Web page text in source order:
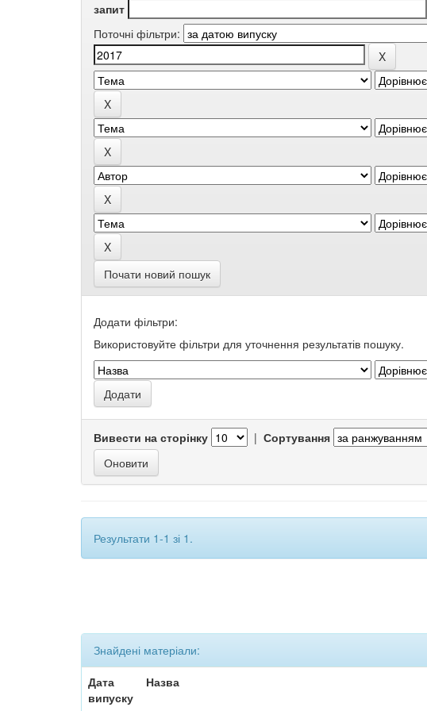
запит
Поточні фільтри:
Почати новий пошук
Додати фільтри:
Використовуйте фільтри для уточнення результатів пошуку.
Вивести на сторінку | Сортування
Результати 1-1 зі 1.
Знайдені матеріали:
Дата
випуску
Назва